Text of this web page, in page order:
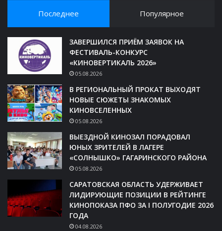
Последнее Популярное
ЗАВЕРШИЛСЯ ПРИЁМ ЗАЯВОК НА
ФЕСТИВАЛЬ-КОНКУРС
«КИНОВЕРТИКАЛЬ 2026»
05.08.2026
В РЕГИОНАЛЬНЫЙ ПРОКАТ ВЫХОДЯТ
НОВЫЕ СЮЖЕТЫ ЗНАКОМЫХ
КИНОВСЕЛЕННЫХ
05.08.2026
ВЫЕЗДНОЙ КИНОЗАЛ ПОРАДОВАЛ
ЮНЫХ ЗРИТЕЛЕЙ В ЛАГЕРЕ
«СОЛНЫШКО» ГАГАРИНСКОГО РАЙОНА
05.08.2026
САРАТОВСКАЯ ОБЛАСТЬ УДЕРЖИВАЕТ
ЛИДИРУЮЩИЕ ПОЗИЦИИ В РЕЙТИНГЕ
КИНОПОКАЗА ПФО ЗА I ПОЛУГОДИЕ 2026
ГОДА
04.08.2026